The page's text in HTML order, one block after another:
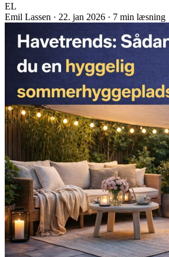
EL
Emil Lassen · 22. jan 2026 · 7 min læsning